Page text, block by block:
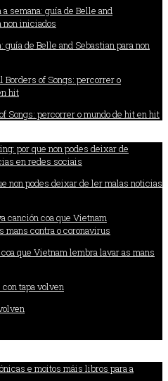
guía de Belle and Sebastian para non
Songs: percorrer o mundo de hit en hit
non podes deixar de ler malas noticias
que Vietnam lembra lavar as mans